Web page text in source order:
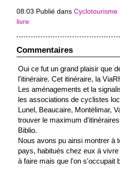
08:03 Publié dans Cyclotourisme
livre
Commentaires
Oui ce fut un grand plaisir que
l'itinéraire. Cet itinéraire, la
Les aménagements et la
les associations de cyclistes
Lunel, Beaucaire, Montélimar,
trouver le maximum
Biblio.
Nous avons pu ainsi montrer à
pays, habitués chez eux à
à faire mais que l'on s'occupait